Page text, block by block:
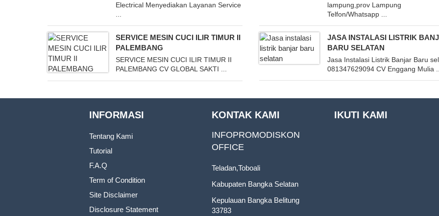
Electrical Menyediakan Layanan Service
lampung,prov Lampung
Telfon/Whatsapp ...
SERVICE MESIN CUCI ILIR TIMUR II
PALEMBANG
SERVICE MESIN CUCI ILIR TIMUR II
PALEMBANG CV GLOBAL SAKTI ...
JASA INSTALASI LISTRIK
BARU SELATAN
Jasa Instalasi Listrik Banjar Baru
081347629094 CV Enggang Mulia ...
INFORMASI
Tentang Kami
Tutorial
F.A.Q
Term of Condition
Site Disclaimer
Disclosure Statement
KONTAK KAMI
INFOPROMODISKON
OFFICE
Teladan,Toboali
Kabupaten Bangka Selatan
Kepulauan Bangka Belitung
33783
IKUTI KAMI